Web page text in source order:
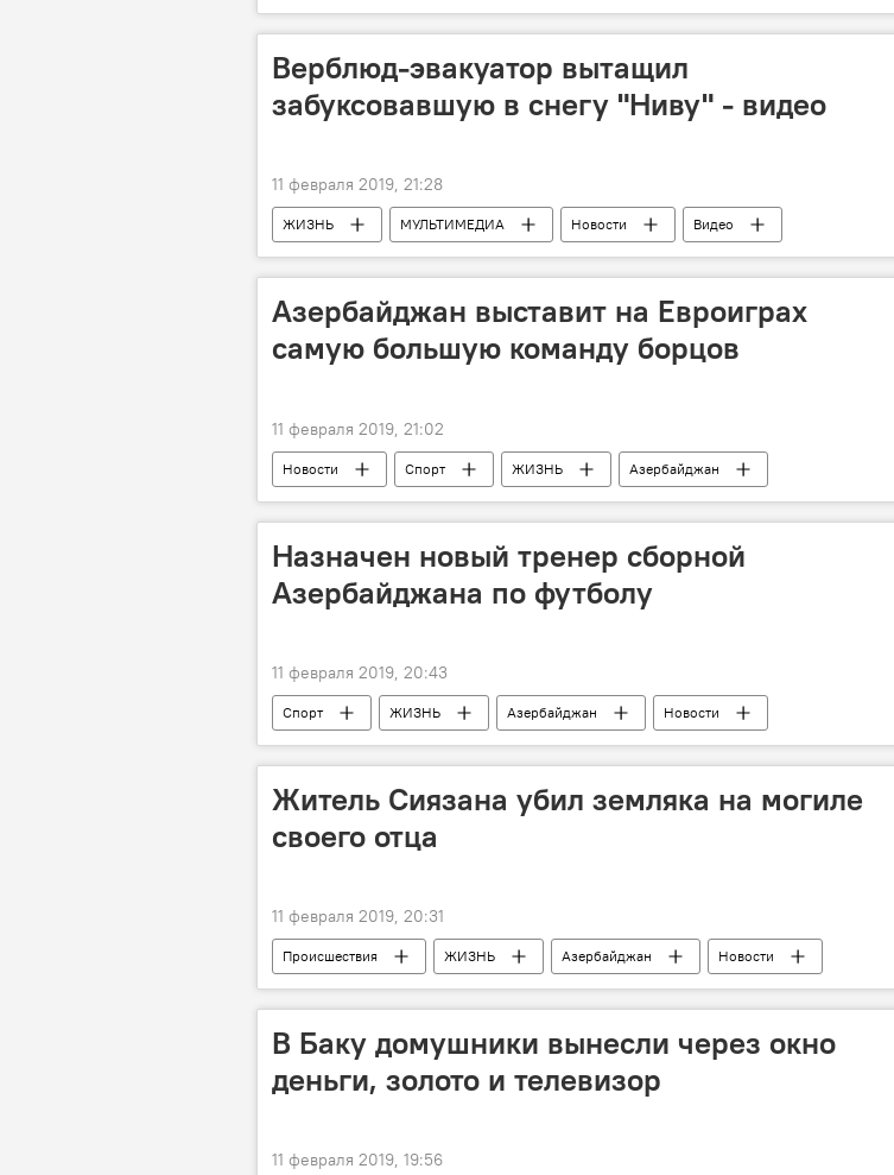
Верблюд-эвакуатор вытащил
забуксовавшую в снегу "Ниву" - видео
11 февраля 2019, 21:28
ЖИЗНЬ МУЛЬТИМЕДИА Новости Видео
Азербайджан выставит на Евроиграх
самую большую команду борцов
11 февраля 2019, 21:02
Новости Спорт ЖИЗНЬ Азербайджан
Назначен новый тренер сборной
Азербайджана по футболу
11 февраля 2019, 20:43
Спорт ЖИЗНЬ Азербайджан Новости
Житель Сиязана убил земляка на могиле
своего отца
11 февраля 2019, 20:31
Происшествия ЖИЗНЬ Азербайджан
Новости
Происшествия в Азербайджане
В Баку домушники вынесли через окно
деньги, золото и телевизор
11 февраля 2019, 19:56